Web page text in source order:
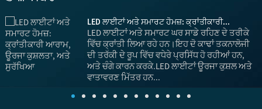
LED ਲਾਈਟਾਂ ਅਤੇ ਸਮਾਰਟ ਹੋਮਜ਼: ਕ੍ਰਾਂਤੀਕਾਰੀ...
LED ਲਾਈਟਾਂ ਅਤੇ ਸਮਾਰਟ ਘਰ ਸਾਡੇ ਰਹਿਣ ਦੇ ਤਰੀਕੇ
ਵਿੱਚ ਕ੍ਰਾਂਤੀ ਲਿਆ ਰਹੇ ਹਨ।ਇਹ ਦੋ ਕਾਢਾਂ ਤਕਨਾਲੋਜੀ
ਦੀ ਤਰੱਕੀ ਦੇ ਰੂਪ ਵਿੱਚ ਵਧੇਰੇ ਪ੍ਰਸਿੱਧ ਹੋ ਰਹੀਆਂ ਹਨ,
ਅਤੇ ਚੰਗੇ ਕਾਰਨ ਕਰਕੇ.LED ਲਾਈਟਾਂ ਊਰਜਾ ਕੁਸ਼ਲ ਅਤੇ
ਵਾਤਾਵਰਣ ਮਿੱਤਰ ਹਨ...